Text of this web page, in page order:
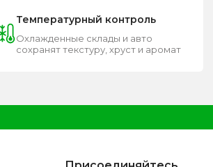
Температурный контроль
Охлажденные склады и авто
сохранят текстуру, хруст и аромат